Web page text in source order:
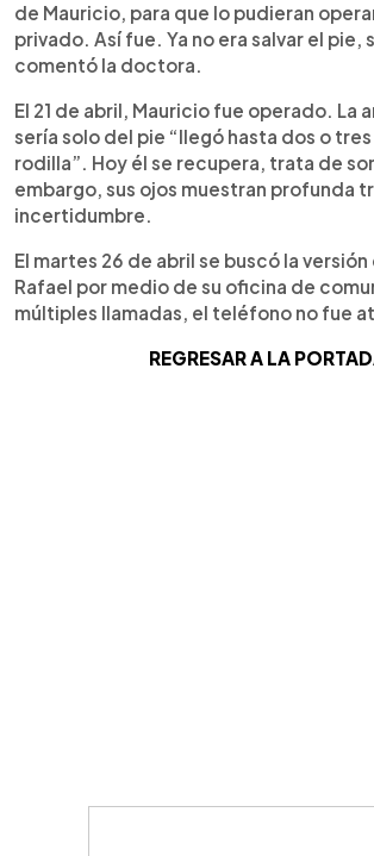
de Mauricio, para que lo pudieran
privado. Así fue. Ya no era salvar el pie,
comentó la doctora.
El 21 de abril, Mauricio fue operado. La
sería solo del pie “llegó hasta dos o
rodilla”. Hoy él se recupera, trata de
embargo, sus ojos muestran profunda
incertidumbre.
El martes 26 de abril se buscó la
Rafael por medio de su oficina de
múltiples llamadas, el teléfono no fue
REGRESAR A LA